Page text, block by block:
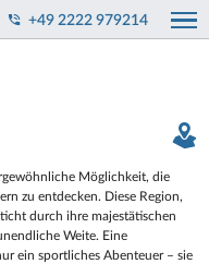
+49 2222 979214
Möglichkeit, die
zu entdecken. Diese Region,
durch ihre majestätischen
Weite. Eine
ein sportliches Abenteuer – sie